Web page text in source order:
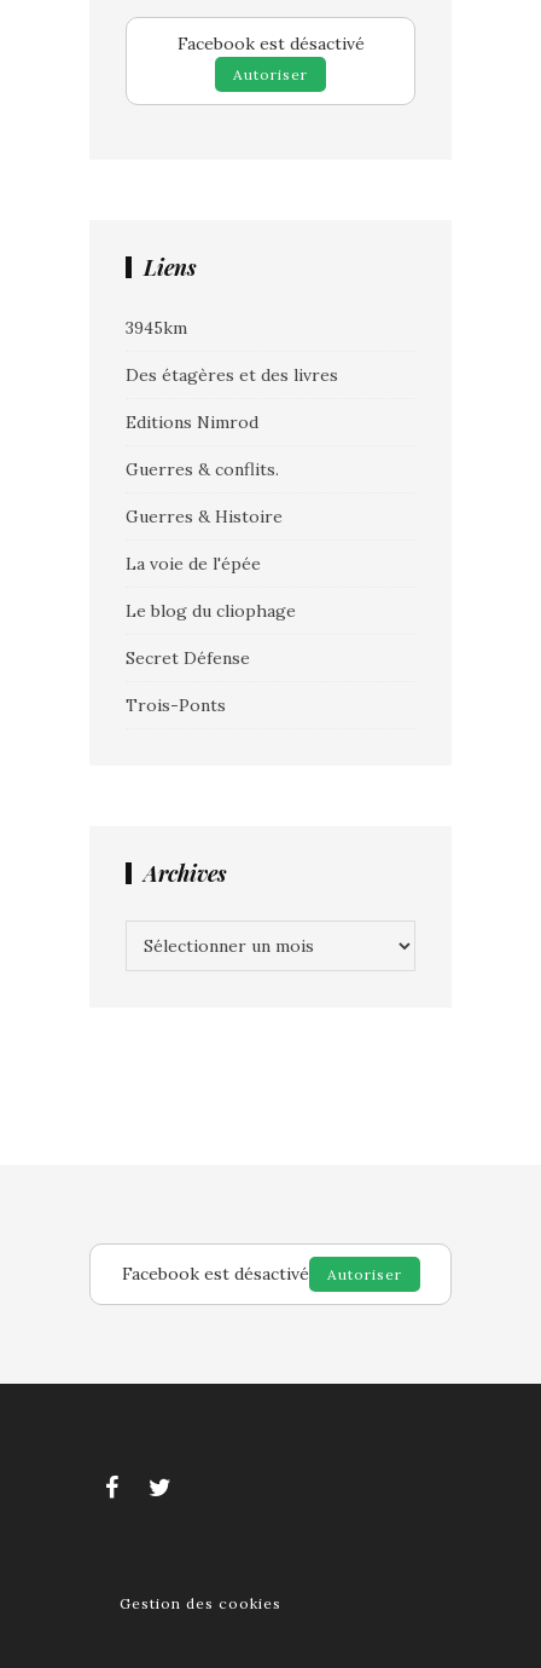
Facebook est désactivé
Autoriser
Liens
3945km
Des étagères et des livres
Editions Nimrod
Guerres & conflits.
Guerres & Histoire
La voie de l'épée
Le blog du cliophage
Secret Défense
Trois-Ponts
Archives
Facebook est désactivé Autoriser
Gestion des cookies